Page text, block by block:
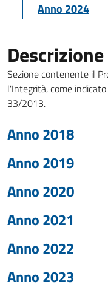
Anno 2024
Descrizione
Sezione contenente il
l'Integrità, come
33/2013.
Anno 2018
Anno 2019
Anno 2020
Anno 2021
Anno 2022
Anno 2023